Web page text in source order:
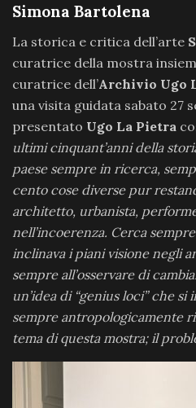
Simona Bartolena
La storica e critica dell’arte
curatrice della mostra
curatrice dell’Archivio Ugo
una visita guidata sabato 27
presentato Ugo La Pietra
ultimi cinquant’anni della
paese sempre in ricerca,
cento cose diverse pur
architetto, urbanista,
nell’incoerenza. Cerca
inclinava i piani visione negli
sempre all’osservare di
un’idea di “genius loci” che
sempre antropologicamente
tema di questa mostra; il